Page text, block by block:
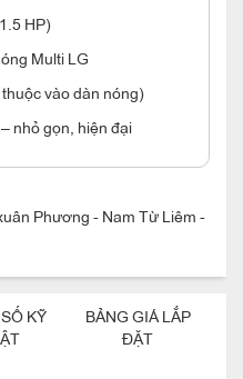
HP)
Multi LG
vào dàn nóng)
nhỏ gọn, hiện đại
Phương - Nam Từ Liêm -
KỸ
BẢNG GIÁ LẮP
ĐẶT